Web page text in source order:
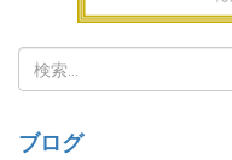
ブログ